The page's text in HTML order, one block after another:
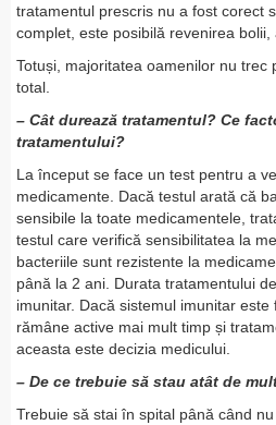
tratamentul prescris nu a fost corect
complet, este posibilă revenirea bolii,
Totuși, majoritatea oamenilor nu trec
total.
– Cât durează tratamentul? Ce
tratamentului?
La început se face un test pentru a
medicamente. Dacă testul arată că
sensibile la toate medicamentele,
testul care verifică sensibilitatea la
bacteriile sunt rezistente la
până la 2 ani. Durata tratamentului
imunitar. Dacă sistemul imunitar
rămâne active mai mult timp și
aceasta este decizia medicului.
– De ce trebuie să stau atât de
Trebuie să stai în spital până când